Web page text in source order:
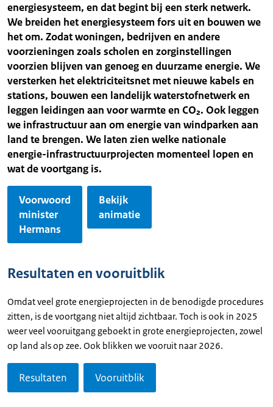
energiesysteem, en dat begint bij een sterk netwerk.
We breiden het energiesysteem fors uit en bouwen we
het om. Zodat woningen, bedrijven en andere
voorzieningen zoals scholen en zorginstellingen
voorzien blijven van genoeg en duurzame energie. We
versterken het elektriciteitsnet met nieuwe kabels en
stations, bouwen een landelijk waterstofnetwerk en
leggen leidingen aan voor warmte en CO₂. Ook leggen
we infrastructuur aan om energie van windparken aan
land te brengen. We laten zien welke nationale
energie-infrastructuurprojecten momenteel lopen en
wat de voortgang is.
Voorwoord
minister
Hermans
Bekijk
animatie
Resultaten en vooruitblik
Omdat veel grote energieprojecten in de benodigde procedures
zitten, is de voortgang niet altijd zichtbaar. Toch is ook in 2025
weer veel vooruitgang geboekt in grote energieprojecten, zowel
op land als op zee. Ook blikken we vooruit naar 2026.
Resultaten Vooruitblik